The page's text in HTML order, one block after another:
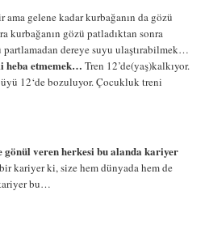
ama gelene kadar kurbağanın da gözü
kurbağanın gözü patladıktan sonra
dereye suyu ulaştırabilmek…
heba etmemek… Tren 12’de(yaş)kalkıyor.
12‘de bozuluyor. Çocukluk treni
gönül veren herkesi bu alanda kariyer
kariyer ki, size hem dünyada hem de
bu…